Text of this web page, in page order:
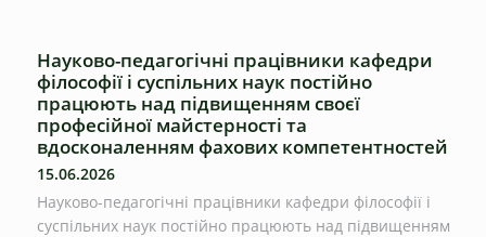
Науково-педагогічні працівники кафедри
філософії і суспільних наук постійно
працюють над підвищенням своєї
професійної майстерності та
вдосконаленням фахових компетентностей
15.06.2026
Науково-педагогічні працівники кафедри філософії і
суспільних наук постійно працюють над підвищенням